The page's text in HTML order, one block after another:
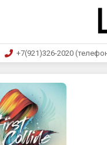
+7(921)326-2020